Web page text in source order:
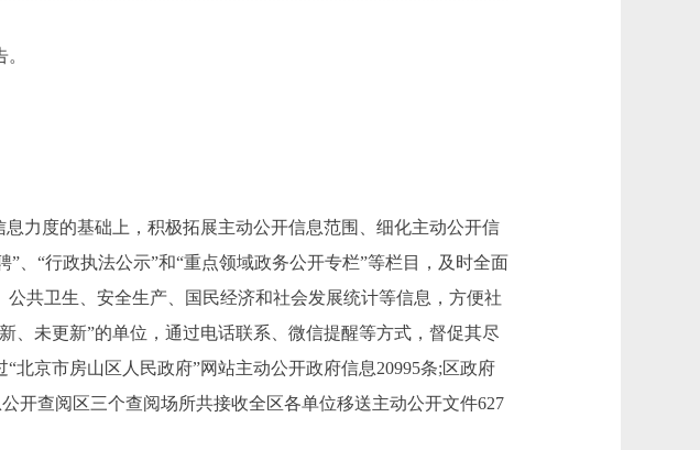
度的基础上，积极拓展主动公开信息范围、细化主动公开信
、“行政执法公示”和“重点领域政务公开专栏”等栏目，及时全面
共卫生、安全生产、国民经济和社会发展统计等信息，方便社
、未更新”的单位，通过电话联系、微信提醒等方式，督促其尽
北京市房山区人民政府”网站主动公开政府信息20995条;区政府
开查阅区三个查阅场所共接收全区各单位移送主动公开文件627